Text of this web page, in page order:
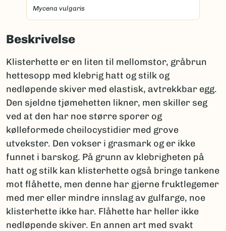
Mycena vulgaris
Beskrivelse
Klisterhette er en liten til mellomstor, gråbrun
hettesopp med klebrig hatt og stilk og
nedløpende skiver med elastisk, avtrekkbar egg.
Den sjeldne tjømehetten likner, men skiller seg
ved at den har noe større sporer og
kølleformede cheilocystidier med grove
utvekster. Den vokser i grasmark og er ikke
funnet i barskog. På grunn av klebrigheten på
hatt og stilk kan klisterhette også bringe tankene
mot flåhette, men denne har gjerne fruktlegemer
med mer eller mindre innslag av gulfarge, noe
klisterhette ikke har. Flåhette har heller ikke
nedløpende skiver. En annen art med svakt